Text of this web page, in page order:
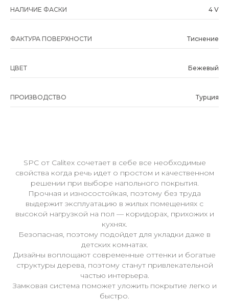
НАЛИЧИЕ ФАСКИ 4 V
ФАКТУРА ПОВЕРХНОСТИ Тиснение
ЦВЕТ Бежевый
ПРОИЗВОДСТВО Турция
SPC от Calitex сочетает в себе все необходимые
свойства когда речь идет о простом и качественном
решении при выборе напольного покрытия.
Прочная и износостойкая, поэтому без труда
выдержит эксплуатацию в жилых помещениях с
высокой нагрузкой на пол — коридорах, прихожих и
кухнях.
Безопасная, поэтому подойдет для укладки даже в
детских комнатах.
Дизайны воплощают современные оттенки и богатые
структуры дерева, поэтому станут привлекательной
частью интерьера.
Замковая система поможет уложить покрытие легко и
быстро.